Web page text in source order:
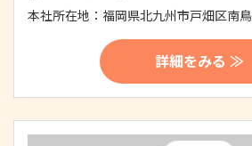
本社所在地： 福岡県北九州市戸畑区南
詳細をみる ≫